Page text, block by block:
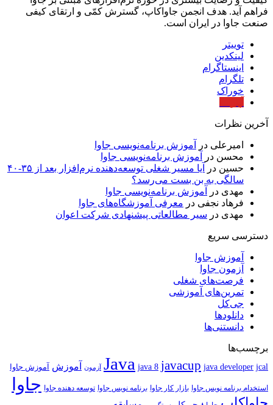
فراهم آید. هدف انجمن جاواکاپ، گسترش کمّی و ارتقای کیفی
صنعت جاوا در ایران است.
توییتر
لینکدین
اینستاگرام
تلگرام
خوراک
آخرین نظرات
امیرعلی در
آموزش برنامه‌نویسی جاوا
محسن در
آموزش برنامه‌نویسی جاوا
حسین در
آیا مسیر شغلی توسعه‌دهنده نرم‌افزار بعد از ۳۵-۴۰
سالگی به بن بست می‌رسد؟
مهدی در
آموزش برنامه‌نویسی جاوا
فرهاد نجفی در معرفی آموزشگاه‌های جاوا
مهدی در سیر مطالعاتی پیشنهادی شرکت اعوان
دسترسی سریع
آموزش جاوا
آزمون جاوا
فرصت‌های شغلی
تمرین‌های آموزشی
جی‌کل
دانلودها
دانستنی‌ها
برچسب‌ها
Java java 8 javacup java developer jcal آزمون آموزش آموزش جاوا
استخدام برنامه نویس جاوا بازار کار جاوا برنامه نویس جاوا توسعه دهنده جاوا جاوا